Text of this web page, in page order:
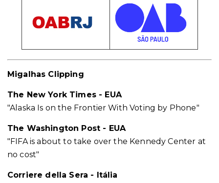
Migalhas Clipping
The New York Times - EUA
"Alaska Is on the Frontier With Voting by Phone"
The Washington Post - EUA
"FIFA is about to take over the Kennedy Center at
no cost"
Corriere della Sera - Itália